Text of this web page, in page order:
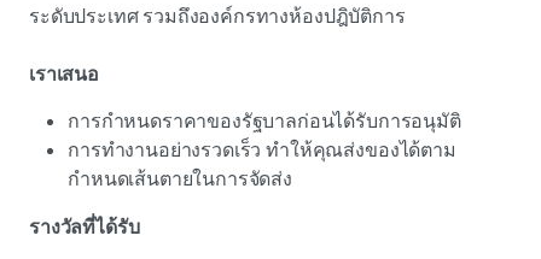
ระดับประเทศ รวมถึงองค์กรทางห้องปฎิบัติการ
เราเสนอ
การกำหนดราคาของรัฐบาลก่อนได้รับการอนุมัติ
การทำงานอย่างรวดเร็ว ทำให้คุณส่งของได้ตาม
กำหนดเส้นตายในการจัดส่ง
รางวัลที่ได้รับ